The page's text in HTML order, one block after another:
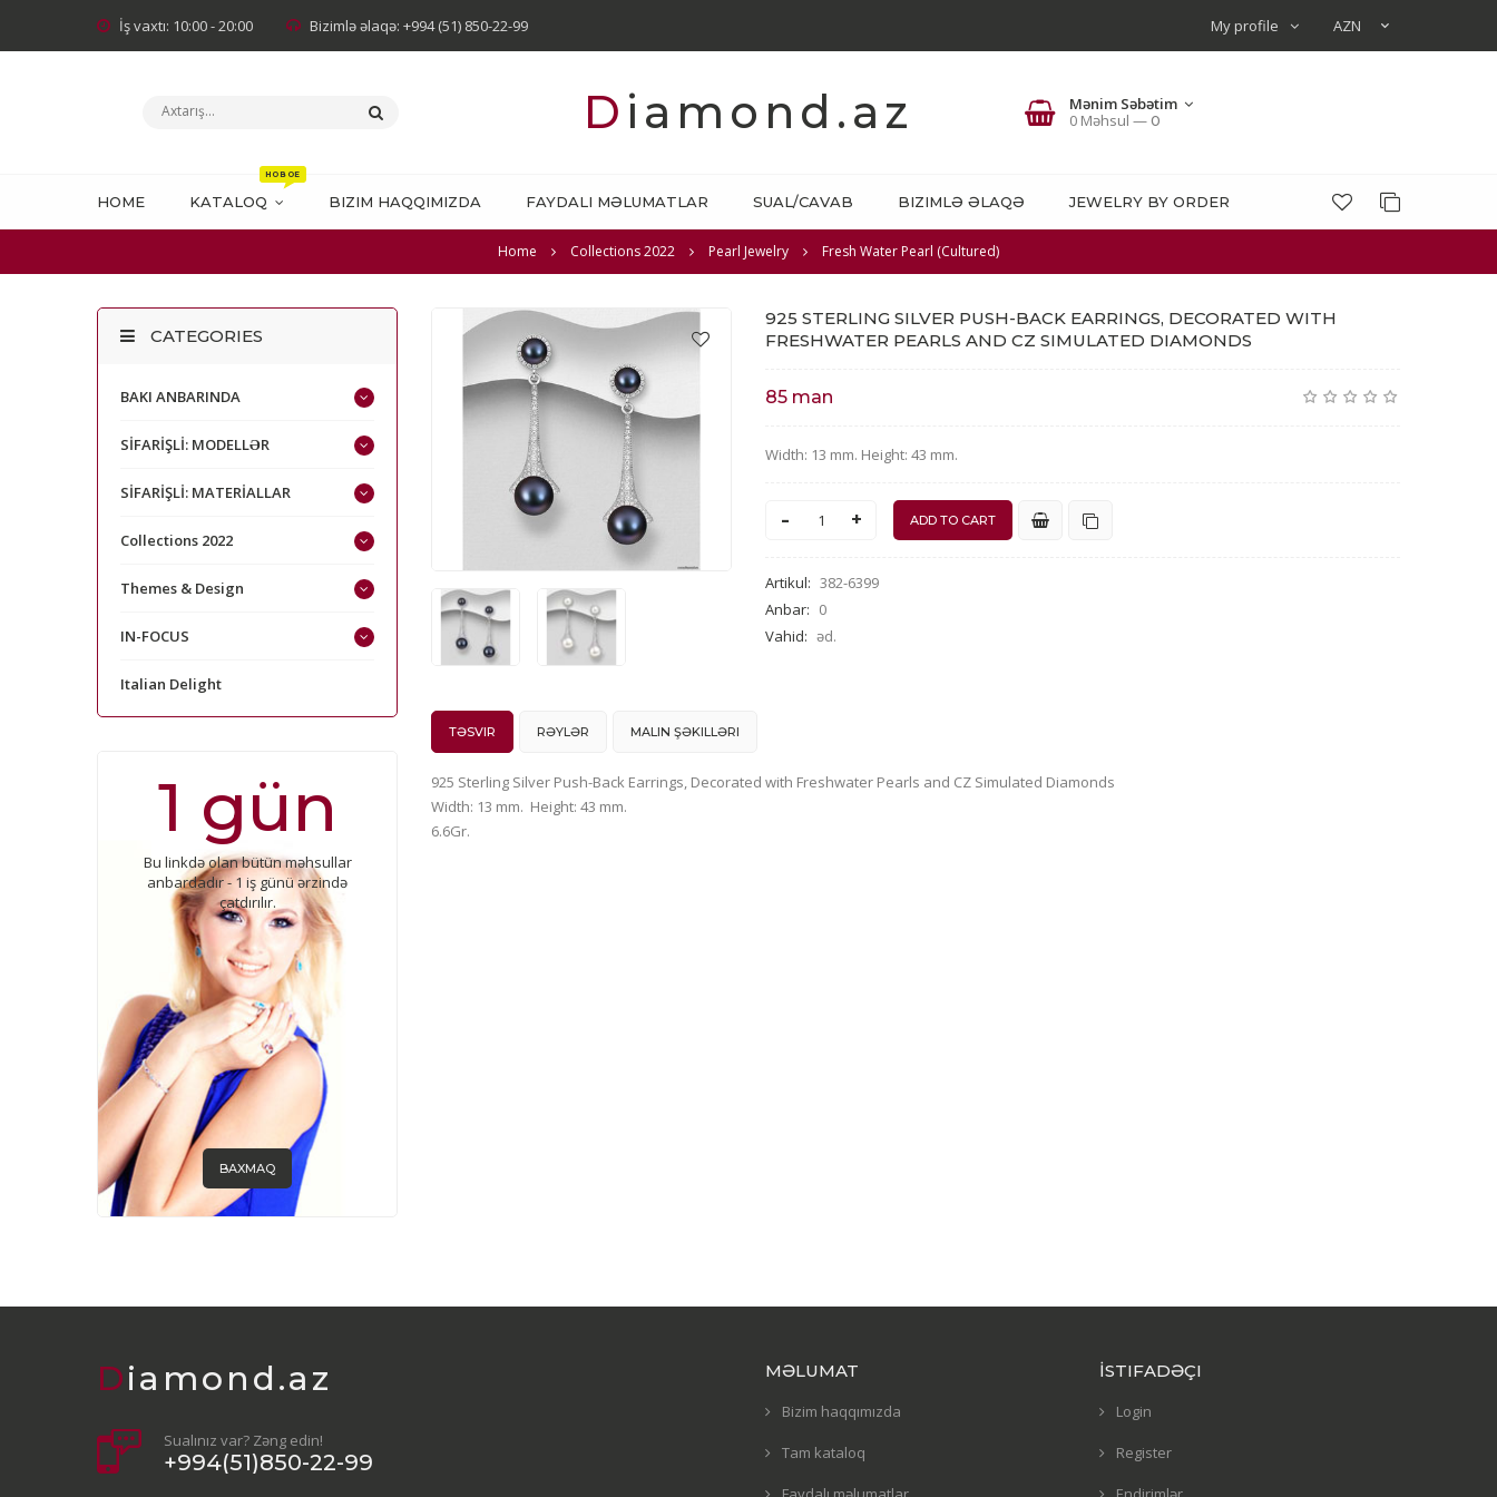
My profile
İş vaxtı: 10:00 - 20:00 Bizimlə əlaqə: +994 (51) 850-22-99
Diamond.az
Mənim Səbətim
0 Məhsul —0
HOME KATALOQ BIZIM HAQQIMIZDA FAYDALI MƏLUMATLAR SUAL/CAVAB BIZIMLƏ ƏLAQƏ JEWELRY BY ORDER
Home Collections 2022 Pearl Jewelry Fresh Water Pearl (Cultured)
925 STERLING SILVER PUSH-BACK EARRINGS, DECORATED WITH
FRESHWATER PEARLS AND CZ SIMULATED DIAMONDS
85 man
Width: 13 mm. Height: 43 mm.
- +
Artikul: 382-6399
Anbar: 0
Vahid: əd.
TƏSVIR RƏYLƏR MALIN ŞƏKILLƏRI
925 Sterling Silver Push-Back Earrings, Decorated with Freshwater Pearls and CZ Simulated Diamonds
Width: 13 mm. Height: 43 mm.
6.6Gr.
CATEGORIES
BAKI ANBARINDA
SİFARİŞLİ: MODELLƏR
SİFARİŞLİ: MATERİALLAR
Collections 2022
Themes & Design
IN-FOCUS
Italian Delight
1 gün
Bu linkdə olan bütün məhsullar
anbardadır - 1 iş günü ərzində
çatdırılır.
BAXMAQ
Diamond.az
Sualınız var? Zəng edin!
+994(51)850-22-99
MƏLUMAT
Bizim haqqımızda
Tam kataloq
İSTIFADƏÇI
Login
Register